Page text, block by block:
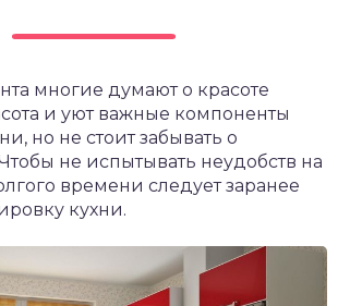
многие думают о красоте
и уют важные компоненты
но не стоит забывать о
не испытывать неудобств на
времени следует заранее
кухни.